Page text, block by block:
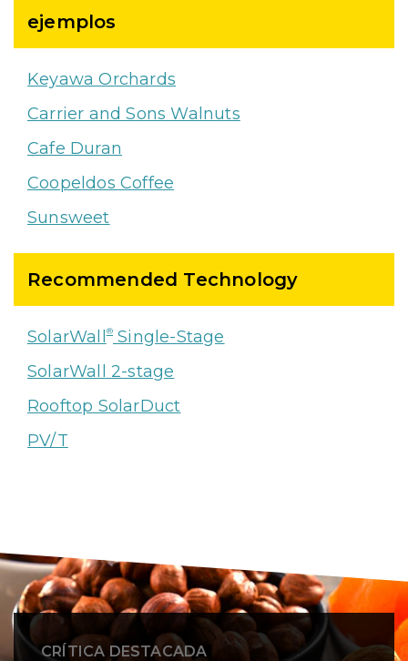
ejemplos
Keyawa Orchards
Carrier and Sons Walnuts
Cafe Duran
Coopeldos Coffee
Sunsweet
Recommended Technology
SolarWall® Single-Stage
SolarWall 2-stage
Rooftop SolarDuct
PV/T
CRÍTICA DESTACADA